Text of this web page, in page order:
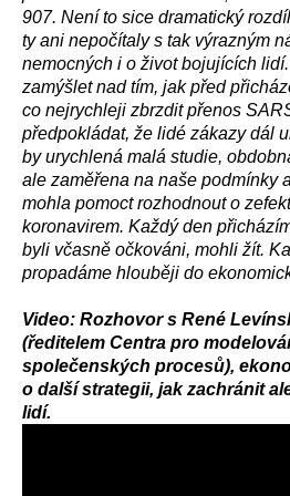
907. Není to sice dramatický
ty ani nepočítaly s tak výrazným
nemocných i o život bojujících
zamýšlet nad tím, jak před
co nejrychleji zbrzdit přenos
předpokládat, že lidé zákazy dál
by urychlená malá studie,
ale zaměřena na naše podmínky
mohla pomoct rozhodnout o
koronavirem. Každý den
byli včasně očkováni, mohli žít.
propadáme hlouběji do
Video: Rozhovor s René
(ředitelem Centra pro
společenských procesů),
o další strategii, jak zachránit
lidí.